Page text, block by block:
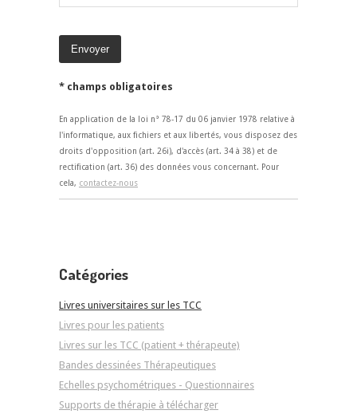
* champs obligatoires
En application de la loi n° 78-17 du 06 janvier 1978 relative à
l'informatique, aux fichiers et aux libertés, vous disposez des
droits d'opposition (art. 26i), d'accès (art. 34 à 38) et de
rectification (art. 36) des données vous concernant. Pour
cela, contactez-nous
Catégories
Livres universitaires sur les TCC
Livres pour les patients
Livres sur les TCC (patient + thérapeute)
Bandes dessinées Thérapeutiques
Echelles psychométriques - Questionnaires
Supports de thérapie à télécharger